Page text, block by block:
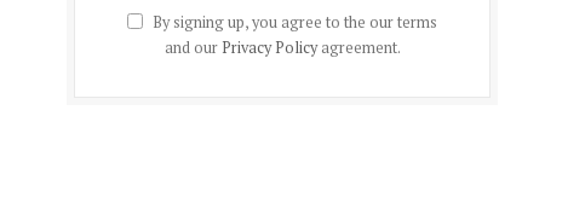
By signing up, you agree to the our terms
and our Privacy Policyagreement.